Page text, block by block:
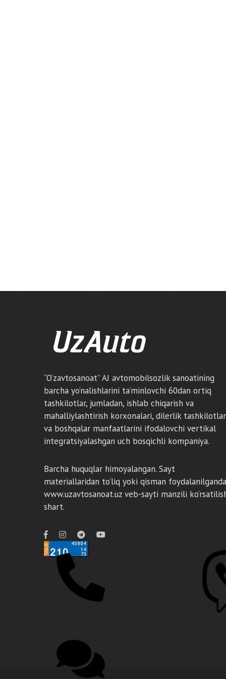
“O‘zavtosanoat” AJ avtomobilsozlik sanoatining
barcha yo‘nalishlarini ta’minlovchi 60dan ortiq
tashkilotlar, jumladan, ishlab chiqarish va
mahalliylashtirish korxonalari, dilerlik
va boshqalar manfaatlarini ifodalovchi vertikal
integratsiyalashgan uch bosqichli kompaniya.
Barcha huquqlar himoyalangan. Sayt
materiallaridan to‘liq yoki qisman foydalanilganda
www.uzavtosanoat.uz veb-sayti manzili
shart.